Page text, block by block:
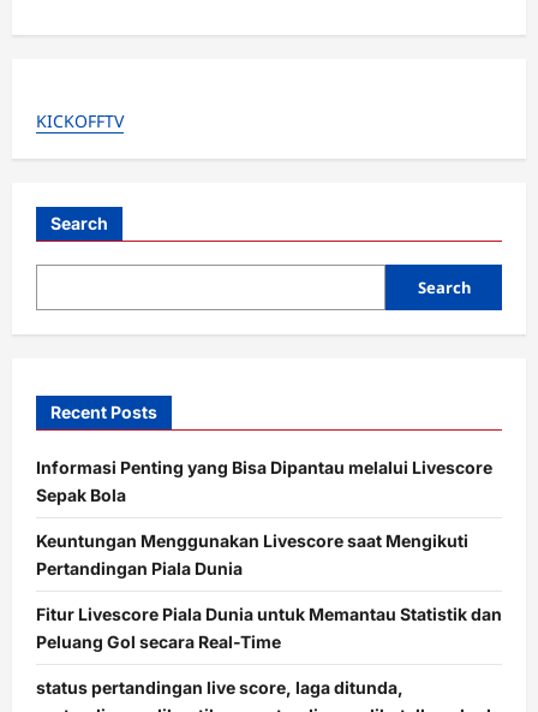
v
g
o
KICKOFFTV
Search
Search
Recent Posts
Informasi Penting yang Bisa Dipantau melalui Livescore
Sepak Bola
Keuntungan Menggunakan Livescore saat Mengikuti
Pertandingan Piala Dunia
Fitur Livescore Piala Dunia untuk Memantau Statistik dan
Peluang Gol secara Real-Time
status pertandingan live score, laga ditunda,